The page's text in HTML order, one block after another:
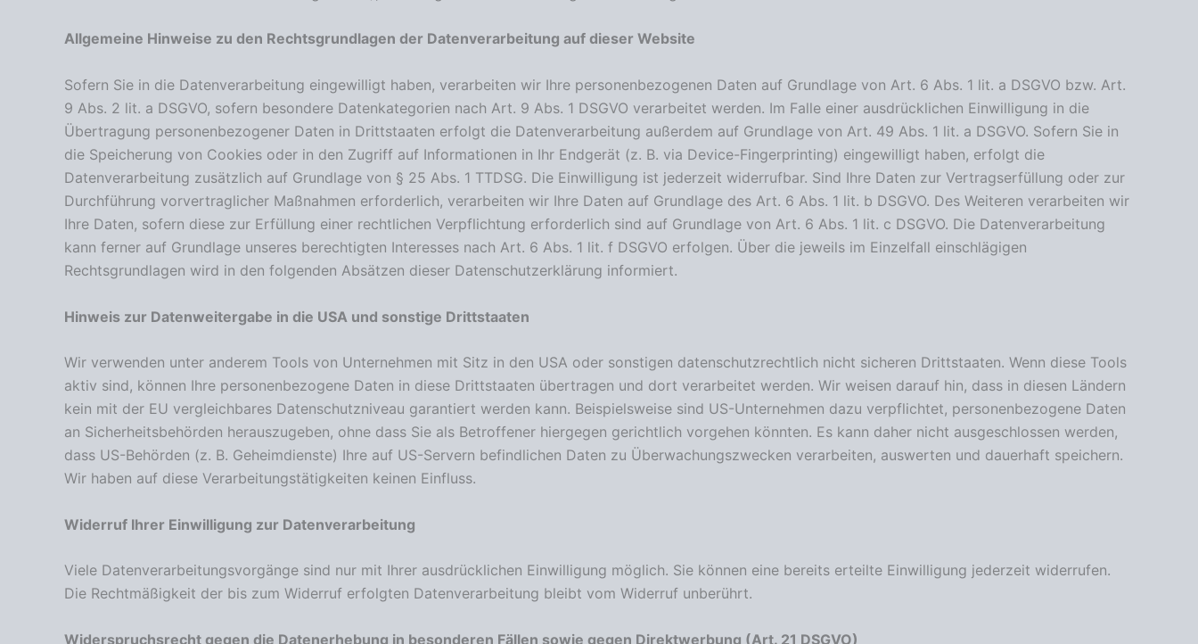
Allgemeine Hinweise zu den Rechtsgrundlagen der Datenverarbeitung auf dieser Website
Sofern Sie in die Datenverarbeitung eingewilligt haben, verarbeiten wir Ihre personenbezogenen Daten auf Grundlage von Art. 6 Abs. 1 lit. a DSGVO bzw. Art.
9 Abs. 2 lit. a DSGVO, sofern besondere Datenkategorien nach Art. 9 Abs. 1 DSGVO verarbeitet werden. Im Falle einer ausdrücklichen Einwilligung in die
Übertragung personenbezogener Daten in Drittstaaten erfolgt die Datenverarbeitung außerdem auf Grundlage von Art. 49 Abs. 1 lit. a DSGVO. Sofern Sie in
die Speicherung von Cookies oder in den Zugriff auf Informationen in Ihr Endgerät (z. B. via Device-Fingerprinting) eingewilligt haben, erfolgt die
Datenverarbeitung zusätzlich auf Grundlage von § 25 Abs. 1 TTDSG. Die Einwilligung ist jederzeit widerrufbar. Sind Ihre Daten zur Vertragserfüllung oder zur
Durchführung vorvertraglicher Maßnahmen erforderlich, verarbeiten wir Ihre Daten auf Grundlage des Art. 6 Abs. 1 lit. b DSGVO. Des Weiteren verarbeiten wir
Ihre Daten, sofern diese zur Erfüllung einer rechtlichen Verpflichtung erforderlich sind auf Grundlage von Art. 6 Abs. 1 lit. c DSGVO. Die Datenverarbeitung
kann ferner auf Grundlage unseres berechtigten Interesses nach Art. 6 Abs. 1 lit. f DSGVO erfolgen. Über die jeweils im Einzelfall einschlägigen
Rechtsgrundlagen wird in den folgenden Absätzen dieser Datenschutzerklärung informiert.
Hinweis zur Datenweitergabe in die USA und sonstige Drittstaaten
Wir verwenden unter anderem Tools von Unternehmen mit Sitz in den USA oder sonstigen datenschutzrechtlich nicht sicheren Drittstaaten. Wenn diese Tools
aktiv sind, können Ihre personenbezogene Daten in diese Drittstaaten übertragen und dort verarbeitet werden. Wir weisen darauf hin, dass in diesen Ländern
kein mit der EU vergleichbares Datenschutzniveau garantiert werden kann. Beispielsweise sind US-Unternehmen dazu verpflichtet, personenbezogene Daten
an Sicherheitsbehörden herauszugeben, ohne dass Sie als Betroffener hiergegen gerichtlich vorgehen könnten. Es kann daher nicht ausgeschlossen werden,
dass US-Behörden (z. B. Geheimdienste) Ihre auf US-Servern befindlichen Daten zu Überwachungszwecken verarbeiten, auswerten und dauerhaft speichern.
Wir haben auf diese Verarbeitungstätigkeiten keinen Einfluss.
Widerruf Ihrer Einwilligung zur Datenverarbeitung
Viele Datenverarbeitungsvorgänge sind nur mit Ihrer ausdrücklichen Einwilligung möglich. Sie können eine bereits erteilte Einwilligung jederzeit widerrufen.
Die Rechtmäßigkeit der bis zum Widerruf erfolgten Datenverarbeitung bleibt vom Widerruf unberührt.
Widerspruchsrecht gegen die Datenerhebung in besonderen Fällen sowie gegen Direktwerbung (Art. 21 DSGVO)